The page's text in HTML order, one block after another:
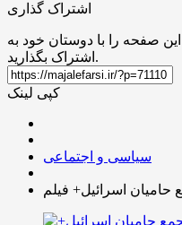
اشتراک گذاری
صفحه را با دوستان خود به
اشتراک بگذارید.
کپی لینک
سیاسی و اجتماعی
حامیان اسرائیل+ فیلم